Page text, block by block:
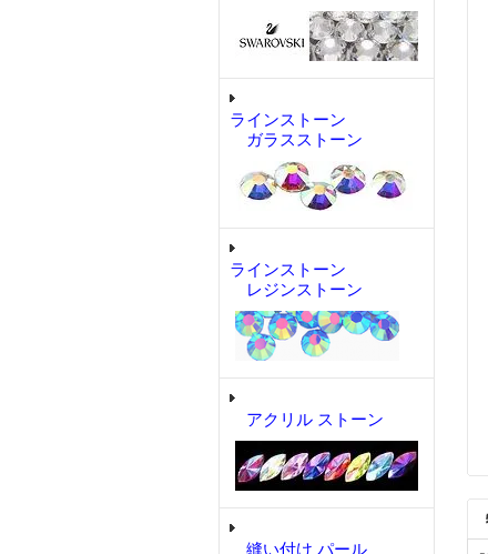
ラインストーン
ガラスストーン
ラインストーン
レジンストーン
アクリル ストーン
縫い付け パール